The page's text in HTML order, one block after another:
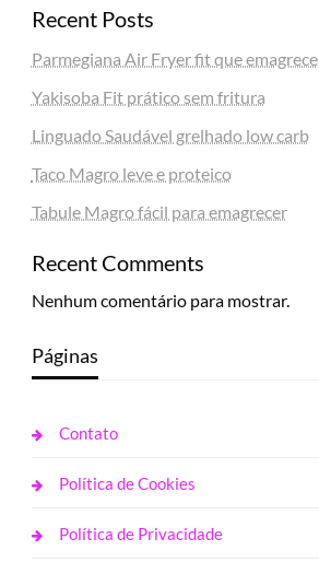
Recent Posts
Parmegiana Air Fryer fit que emagrece
Yakisoba Fit prático sem fritura
Linguado Saudável grelhado low carb
Taco Magro leve e proteico
Tabule Magro fácil para emagrecer
Recent Comments
Nenhum comentário para mostrar.
Páginas
Contato
Política de Cookies
Política de Privacidade